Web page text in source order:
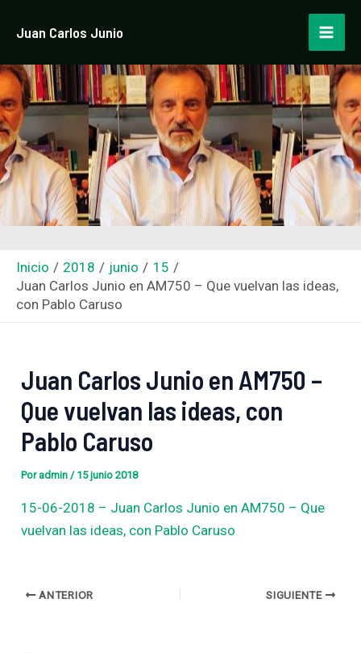
Juan Carlos Junio
Inicio 2018 junio
15
Juan Carlos Junio en AM750 – Que vuelvan las ideas,
con Pablo Caruso
Juan Carlos Junio en AM750 –
Que vuelvan las ideas, con
Pablo Caruso
Por admin/ 15 junio 2018
15-06-2018 – Juan Carlos Junio en AM750 – Que
vuelvan las ideas, con Pablo Caruso
de
ANTERIOR SIGUIENTE